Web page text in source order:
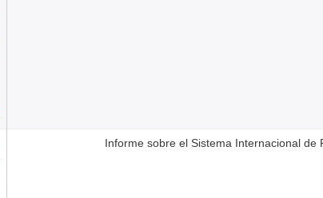
Informe sobre el Sistema Internacional de